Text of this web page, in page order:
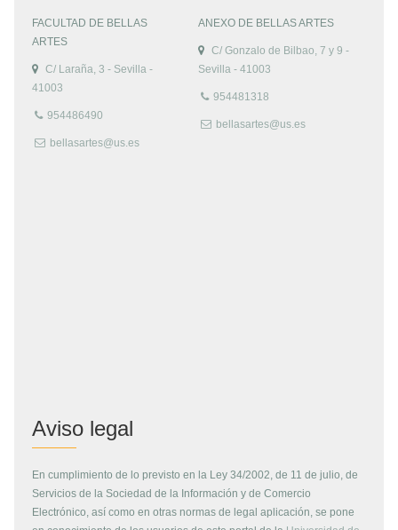
FACULTAD DE BELLAS
ARTES
C/ Laraña, 3 - Sevilla -
41003
954486490
bellasartes@us.es
ANEXO DE BELLAS ARTES
C/ Gonzalo de Bilbao, 7 y 9 -
Sevilla - 41003
954481318
bellasartes@us.es
Aviso legal
En cumplimiento de lo previsto en la Ley 34/2002, de 11 de julio, de
Servicios de la Sociedad de la Información y de Comercio
Electrónico, así como en otras normas de legal aplicación, se pone